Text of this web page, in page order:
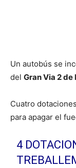
Un autobús se
del Gran Via 2
Cuatro
para apagar el
4